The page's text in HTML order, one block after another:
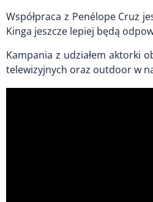
Współpraca z Penélope Cruz
Kinga jeszcze lepiej będą
Kampania z udziałem aktorki
telewizyjnych oraz outdoor w